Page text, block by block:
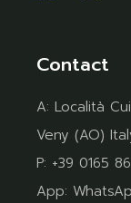
Contact
A:Località
Veny (AO)
P: +39 0165
App: